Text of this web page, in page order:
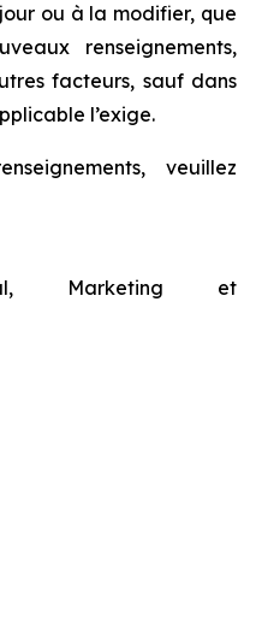
ou à la modifier, que
renseignements,
facteurs, sauf dans
l’exige.
veuillez
Marketing et